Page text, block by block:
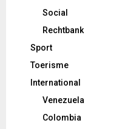
Social
Rechtbank
Sport
Toerisme
International
Venezuela
Colombia